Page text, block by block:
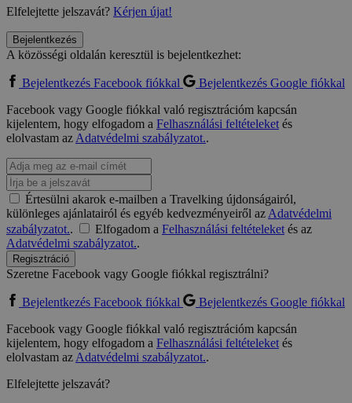
Elfelejtette jelszavát? Kérjen újat!
Bejelentkezés
A közösségi oldalán keresztül is bejelentkezhet:
Bejelentkezés Facebook fiókkal
Bejelentkezés Google fiókkal
Facebook vagy Google fiókkal való regisztrációm kapcsán
kijelentem, hogy elfogadom a Felhasználási feltételeketés
elolvastam azAdatvédelmi szabályzatot..
Értesülni akarok e-mailben a Travelking újdonságairól,
különleges ajánlatairól és egyéb kedvezményeiről azAdatvédelmi
szabályzatot.. Elfogadom a Felhasználási feltételeketés az
Adatvédelmi szabályzatot..
Regisztráció
Szeretne Facebook vagy Google fiókkal regisztrálni?
Bejelentkezés Facebook fiókkal
Bejelentkezés Google fiókkal
Facebook vagy Google fiókkal való regisztrációm kapcsán
kijelentem, hogy elfogadom a Felhasználási feltételeketés
elolvastam azAdatvédelmi szabályzatot..
Elfelejtette jelszavát?